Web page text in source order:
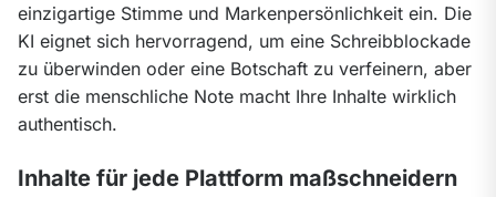
einzigartige Stimme und Markenpersönlichkeit ein. Die
KI eignet sich hervorragend, um eine Schreibblockade
zu überwinden oder eine Botschaft zu verfeinern, aber
erst die menschliche Note macht Ihre Inhalte wirklich
authentisch.
Inhalte für jede Plattform maßschneidern